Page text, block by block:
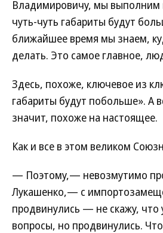
Владимировичу, мы выполним
чуть-чуть габариты будут
ближайшее время мы знаем,
делать. Это самое главное,
Здесь, похоже, ключевое из
габариты будут побольше». А
значит, похоже на настоящее.
Как и все в этом великом
— Поэтому,— невозмутимо
Лукашенко,— с
продвинулись — не скажу, что
вопросы, но продвинулись.